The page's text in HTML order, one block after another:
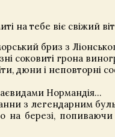
на тебе віє свіжий
бриз з
соковиті грона
дюни і неповторні
Нормандія…
з легендарним
на березі,